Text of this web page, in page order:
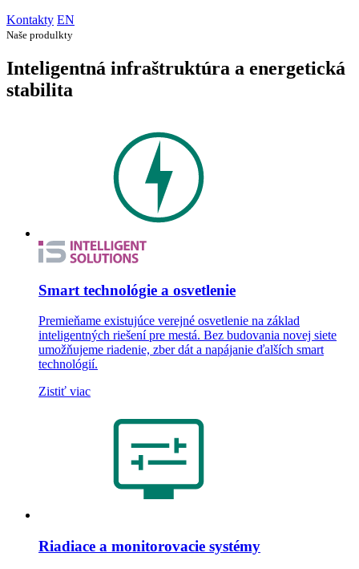
Kontakty EN
Naše produlkty
Inteligentná infraštruktúra a energetická
stabilita
Smart technológie a osvetlenie
Premieňame existujúce verejné osvetlenie na základ
inteligentných riešení pre mestá. Bez budovania novej siete
umožňujeme riadenie, zber dát a napájanie ďalších smart
technológií.
Zistiť viac
Riadiace a monitorovacie systémy